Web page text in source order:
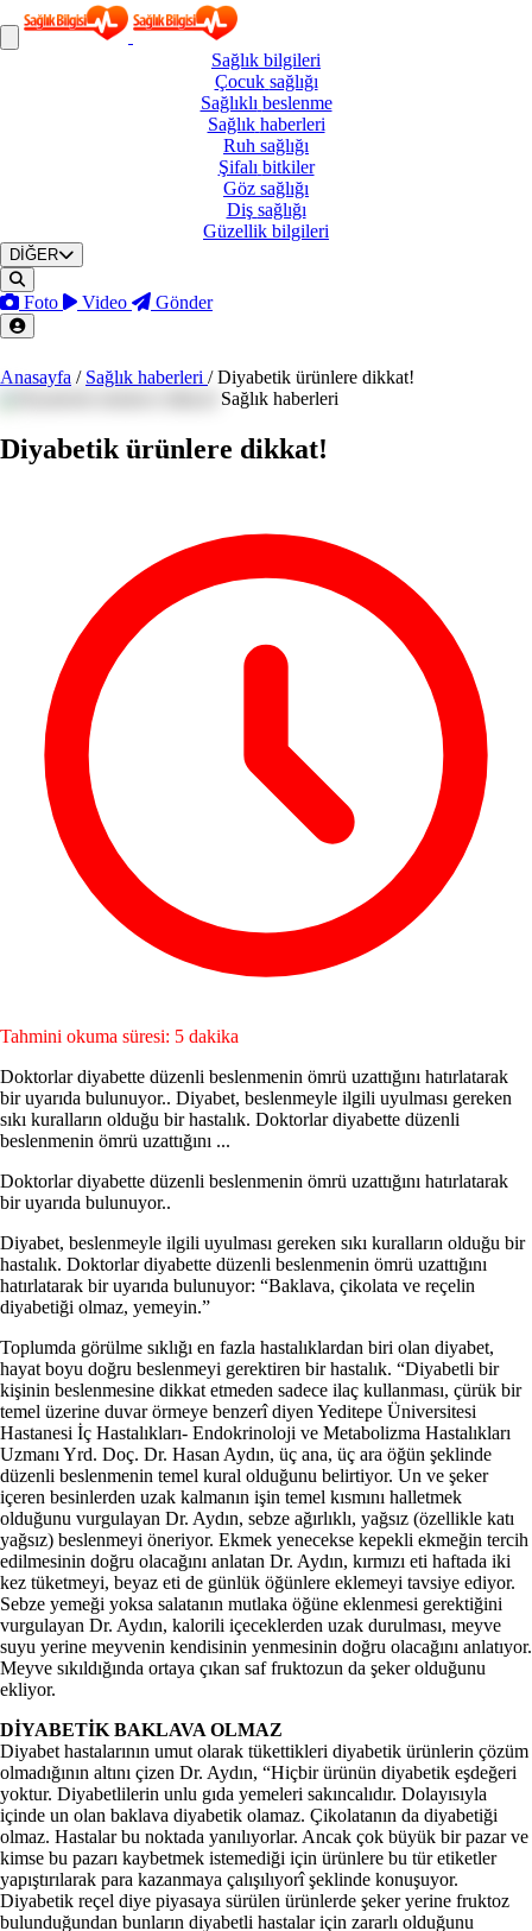
Sağlık bilgileri
Çocuk sağlığı
Sağlıklı beslenme
Sağlık haberleri
Ruh sağlığı
Şifalı bitkiler
Göz sağlığı
Diş sağlığı
Güzellik bilgileri
DİĞER
Foto Video Gönder
Anasayfa / Sağlık haberleri / Diyabetik ürünlere dikkat!
Sağlık haberleri
Diyabetik ürünlere dikkat!
Tahmini okuma süresi: 5 dakika
Doktorlar diyabette düzenli beslenmenin ömrü uzattığını hatırlatarak
bir uyarıda bulunuyor.. Diyabet, beslenmeyle ilgili uyulması gereken
sıkı kuralların olduğu bir hastalık. Doktorlar diyabette düzenli
beslenmenin ömrü uzattığını ...
Doktorlar diyabette düzenli beslenmenin ömrü uzattığını hatırlatarak
bir uyarıda bulunuyor..
Diyabet, beslenmeyle ilgili uyulması gereken sıkı kuralların olduğu bir
hastalık. Doktorlar diyabette düzenli beslenmenin ömrü uzattığını
hatırlatarak bir uyarıda bulunuyor: “Baklava, çikolata ve reçelin
diyabetiği olmaz, yemeyin.”
Toplumda görülme sıklığı en fazla hastalıklardan biri olan diyabet,
hayat boyu doğru beslenmeyi gerektiren bir hastalık. “Diyabetli bir
kişinin beslenmesine dikkat etmeden sadece ilaç kullanması, çürük bir
temel üzerine duvar örmeye benzerî diyen Yeditepe Üniversitesi
Hastanesi İç Hastalıkları- Endokrinoloji ve Metabolizma Hastalıkları
Uzmanı Yrd. Doç. Dr. Hasan Aydın, üç ana, üç ara öğün şeklinde
düzenli beslenmenin temel kural olduğunu belirtiyor. Un ve şeker
içeren besinlerden uzak kalmanın işin temel kısmını halletmek
olduğunu vurgulayan Dr. Aydın, sebze ağırlıklı, yağsız (özellikle katı
yağsız) beslenmeyi öneriyor. Ekmek yenecekse kepekli ekmeğin tercih
edilmesinin doğru olacağını anlatan Dr. Aydın, kırmızı eti haftada iki
kez tüketmeyi, beyaz eti de günlük öğünlere eklemeyi tavsiye ediyor.
Sebze yemeği yoksa salatanın mutlaka öğüne eklenmesi gerektiğini
vurgulayan Dr. Aydın, kalorili içeceklerden uzak durulması, meyve
suyu yerine meyvenin kendisinin yenmesinin doğru olacağını anlatıyor.
Meyve sıkıldığında ortaya çıkan saf fruktozun da şeker olduğunu
ekliyor.
DİYABETİK BAKLAVA OLMAZ
Diyabet hastalarının umut olarak tükettikleri diyabetik ürünlerin çözüm
olmadığının altını çizen Dr. Aydın, “Hiçbir ürünün diyabetik eşdeğeri
yoktur. Diyabetlilerin unlu gıda yemeleri sakıncalıdır. Dolayısıyla
içinde un olan baklava diyabetik olamaz. Çikolatanın da diyabetiği
olmaz. Hastalar bu noktada yanılıyorlar. Ancak çok büyük bir pazar ve
kimse bu pazarı kaybetmek istemediği için ürünlere bu tür etiketler
yapıştırılarak para kazanmaya çalışılıyorî şeklinde konuşuyor.
Diyabetik reçel diye piyasaya sürülen ürünlerde şeker yerine fruktoz
bulunduğundan bunların diyabetli hastalar için zararlı olduğunu